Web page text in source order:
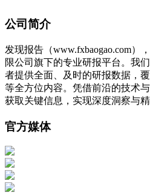
公司简介
发现报告（www.fxbaogao.com）
限公司旗下的专业研报平台。我
者提供全面、及时的研报数据，
等全方位内容。凭借前沿的技术
获取关键信息，实现深度洞察与精
官方媒体